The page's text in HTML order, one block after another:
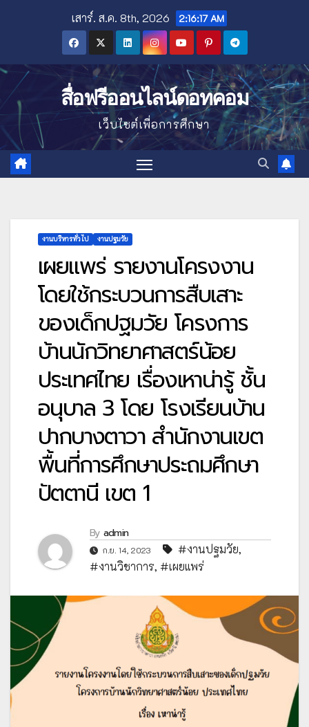
เสาร์. ส.ค. 8th, 2026 2:16:19 AM
สื่อฟรีออนไลน์ดอทคอม
เว็บไซต์เพื่อการศึกษา
งานบริหารทั่วไป งานปฐมวัย
เผยแพร่ รายงานโครงงาน
โดยใช้กระบวนการสืบเสาะ
ของเด็กปฐมวัย โครงการ
บ้านนักวิทยาศาสตร์น้อย
ประเทศไทย เรื่องเหาน่ารู้ ชั้น
อนุบาล 3 โดย โรงเรียนบ้าน
ปากบางตาวา สำนักงานเขต
พื้นที่การศึกษาประถมศึกษา
ปัตตานี เขต 1
By admin
ก.ย. 14, 2023 #งานปฐมวัย,
#งานวิชาการ, #เผยแพร่